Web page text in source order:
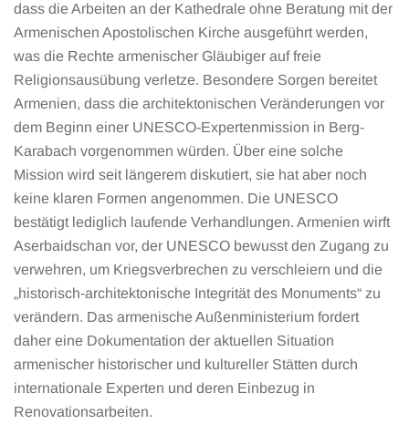
dass die Arbeiten an der Kathedrale ohne Beratung mit der
Armenischen Apostolischen Kirche ausgeführt werden,
was die Rechte armenischer Gläubiger auf freie
Religionsausübung verletze. Besondere Sorgen bereitet
Armenien, dass die architektonischen Veränderungen vor
dem Beginn einer UNESCO-Expertenmission in Berg-
Karabach vorgenommen würden. Über eine solche
Mission wird seit längerem diskutiert, sie hat aber noch
keine klaren Formen angenommen. Die UNESCO
bestätigt lediglich laufende Verhandlungen. Armenien wirft
Aserbaidschan vor, der UNESCO bewusst den Zugang zu
verwehren, um Kriegsverbrechen zu verschleiern und die
„historisch-architektonische Integrität des Monuments“ zu
verändern. Das armenische Außenministerium fordert
daher eine Dokumentation der aktuellen Situation
armenischer historischer und kultureller Stätten durch
internationale Experten und deren Einbezug in
Renovationsarbeiten.